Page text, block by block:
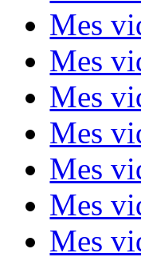
Mes
Mes
Mes
Mes
Mes
Mes
Mes